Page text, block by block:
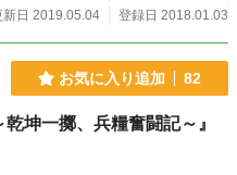
新日 2019.05.04
登録日 2018.01.03
お気に入り追加 82
坤一擲、兵糧奮闘記～』